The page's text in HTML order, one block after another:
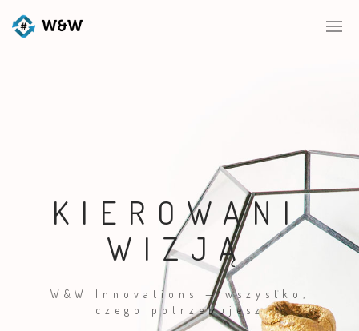
KIEROWANI
WIZJĄ
W&W Innovations — wszystko,
czego potrzebujesz